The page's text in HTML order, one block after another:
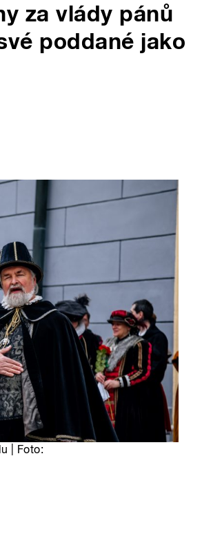
za vlády pánů
poddané jako
| Foto: